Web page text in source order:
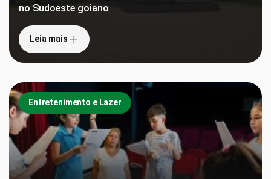
no Sudoeste goiano
Leia mais
Entretenimento e Lazer